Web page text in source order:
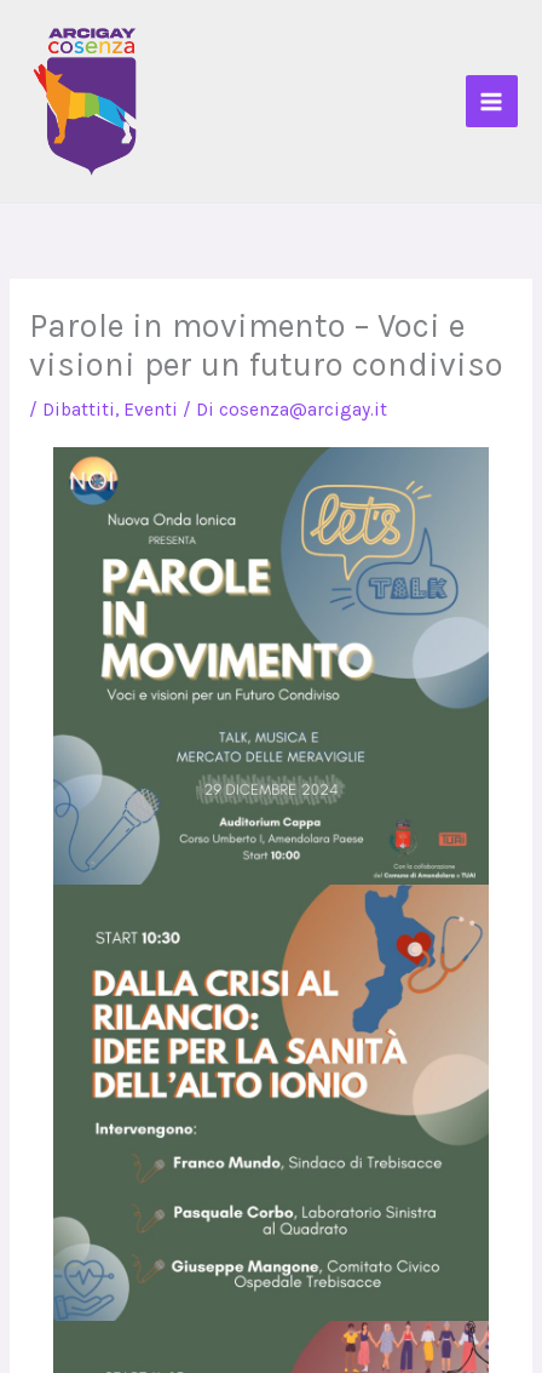
contenuto
Parole in movimento – Voci e
visioni per un futuro condiviso
/ Dibattiti, Eventi / Di cosenza@arcigay.it